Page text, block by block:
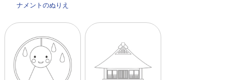
ナメントのぬりえ